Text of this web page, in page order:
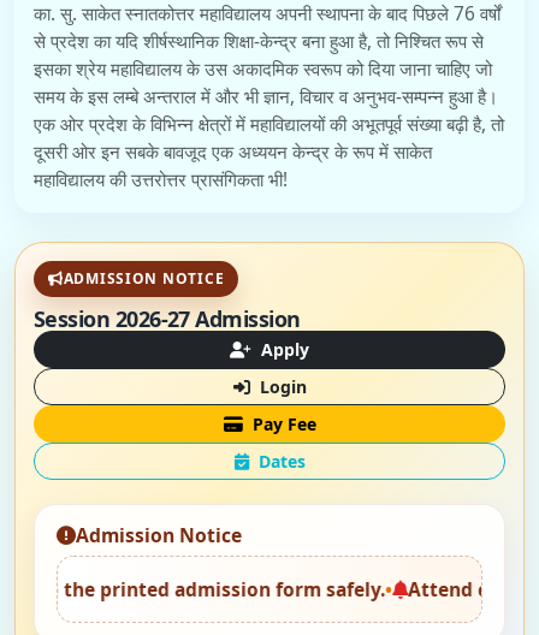
का. सु. साकेत स्नातकोत्तर महाविद्यालय अपनी स्थापना के बाद पिछले 76 वर्षों
से प्रदेश का यदि शीर्षस्थानिक शिक्षा-केन्द्र बना हुआ है, तो निश्चित रूप से
इसका श्रेय महाविद्यालय के उस अकादमिक स्वरूप को दिया जाना चाहिए जो
समय के इस लम्बे अन्तराल में और भी ज्ञान, विचार व अनुभव-सम्पन्न हुआ है।
एक ओर प्रदेश के विभिन्न क्षेत्रों में महाविद्यालयों की अभूतपूर्व संख्या बढ़ी है, तो
दूसरी ओर इन सबके बावजूद एक अध्ययन केन्द्र के रूप में साकेत
महाविद्यालय की उत्तरोत्तर प्रासंगिकता भी!
ADMISSION NOTICE
Session 2026-27 Admission
Apply
Login
Pay Fee
Dates
Admission Notice
admission form safely.• Attend counselling with